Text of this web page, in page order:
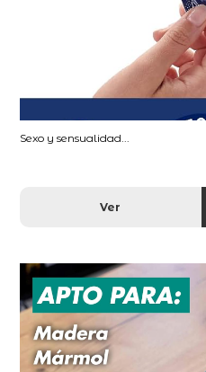
Sexo y sensualidad...
Ver